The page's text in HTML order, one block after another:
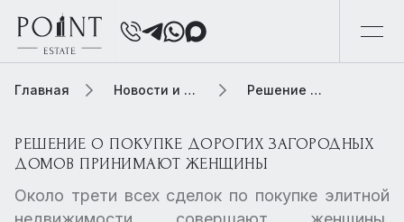
Главная Новости и обзоры Решение о покупке дорогих загородных домов принимают женщины
РЕШЕНИЕ О ПОКУПКЕ ДОРОГИХ ЗАГОРОДНЫХ
ДОМОВ ПРИНИМАЮТ ЖЕНЩИНЫ
Около трети всех сделок по покупке элитной